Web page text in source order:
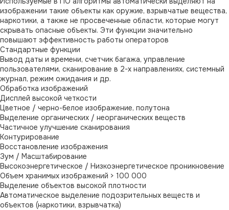
изображении такие объекты как оружие, взрывчатые вещества,
наркотики, а также не просвеченные области, которые могут
скрывать опасные объекты. Эти функции значительно
повышают эффективность работы операторов
Стандартные функции
Вывод даты и времени, счетчик багажа, управление
пользователями, сканирование в 2-х направлениях, системный
журнал, режим ожидания и др.
Обработка изображений
Дисплей высокой четкости
Цветное / черно-белое изображение, полутона
Выделение органических / неорганических веществ
Частичное улучшение сканирования
Контурирование
Восстановление изображения
Зум / Масштабирование
Высокоэнергетическое / Низкоэнергетическое проникновение
Объем хранимых изображений > 100 000
Выделение объектов высокой плотности
Автоматическое выделение подозрительных веществ и
объектов (наркотики, взрывчатка)